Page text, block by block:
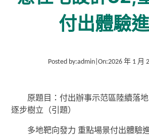
付出體驗
Posted by:admin| On:2026 年 1 月
原題目：付出辦事示范區陸續落
逐步樹立（引題）
多地靶向發力 重點場景付出體驗